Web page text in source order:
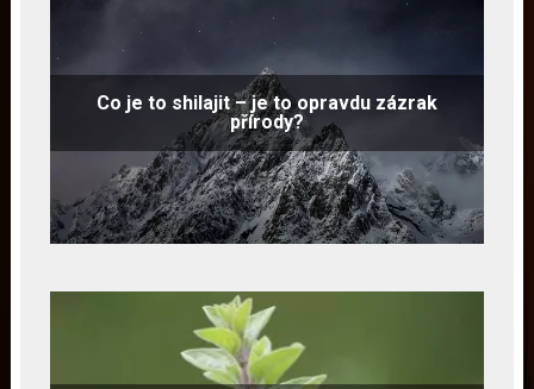
Co je to shilajit – je to opravdu zázrak
přírody?